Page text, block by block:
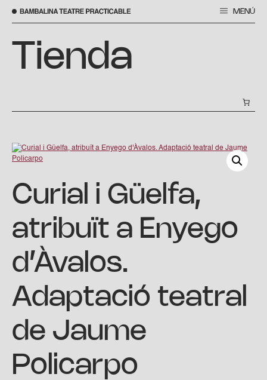
Saltar
MENÚ
Tienda
Curial i Güelfa,
atribuït a Enyego
d’Àvalos.
Adaptació teatral
de Jaume
Policarpo